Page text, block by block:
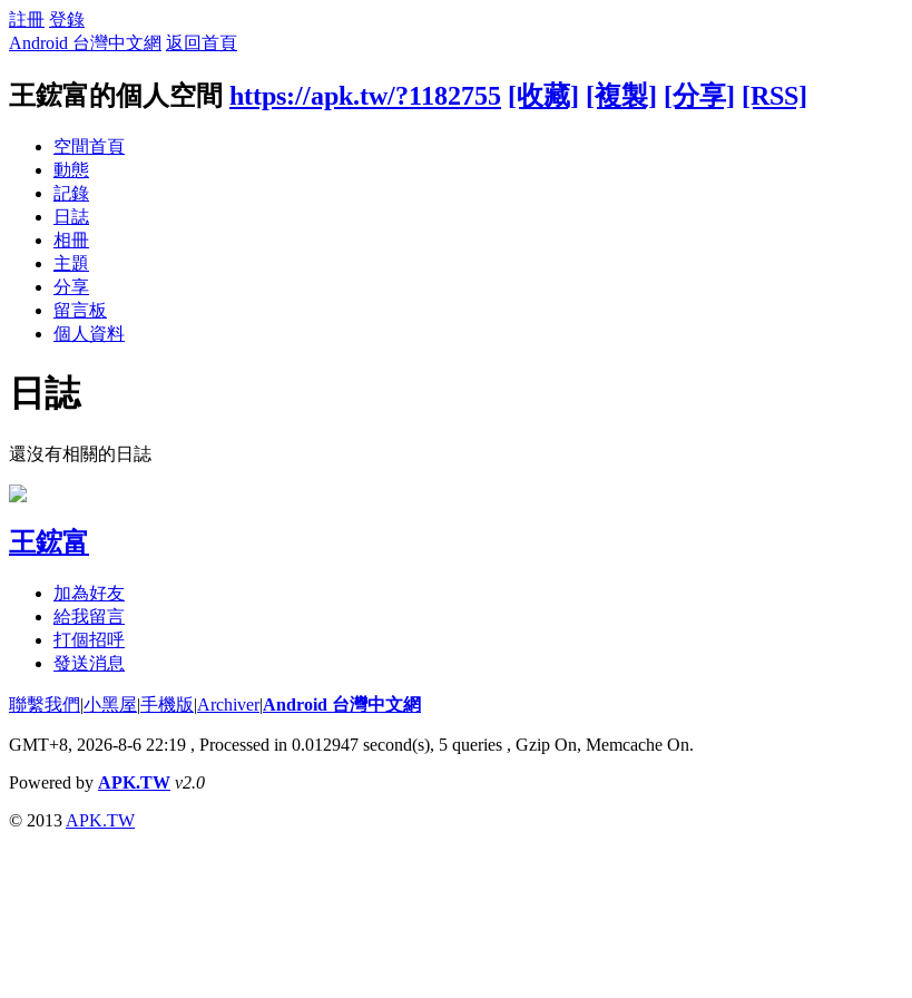
註冊 登錄
Android 台灣中文網 返回首頁
王鋐富的個人空間 https://apk.tw/?1182755 [收藏] [複製] [分享] [RSS]
空間首頁
動態
記錄
日誌
相冊
主題
分享
留言板
個人資料
日誌
還沒有相關的日誌
王鋐富
加為好友
給我留言
打個招呼
發送消息
聯繫我們|小黑屋|手機版|Archiver|Android 台灣中文網
GMT+8, 2026-8-6 22:19 , Processed in 0.012947 second(s), 5 queries , Gzip On, Memcache On.
Powered by APK.TW v2.0
© 2013 APK.TW